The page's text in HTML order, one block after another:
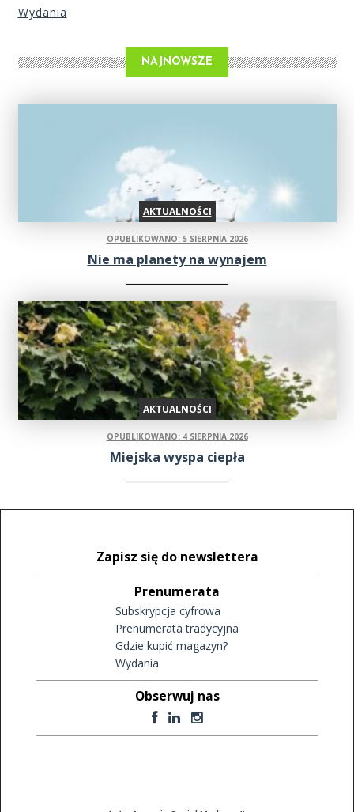
Wydania
NAJNOWSZE
AKTUALNOŚCI
OPUBLIKOWANO: 5 SIERPNIA 2026
Nie ma planety na wynajem
AKTUALNOŚCI
OPUBLIKOWANO: 4 SIERPNIA 2026
Miejska wyspa ciepła
Zapisz się do newslettera
Prenumerata
Subskrypcja cyfrowa
Prenumerata tradycyjna
Gdzie kupić magazyn?
Wydania
Obserwuj nas